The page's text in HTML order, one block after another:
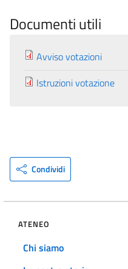
Documenti utili
Avviso votazioni
Istruzioni votazione
Condividi
ATENEO
Chi siamo